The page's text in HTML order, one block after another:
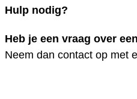
Hulp nodig?
Heb je een vraag over
Neem dan contact op met